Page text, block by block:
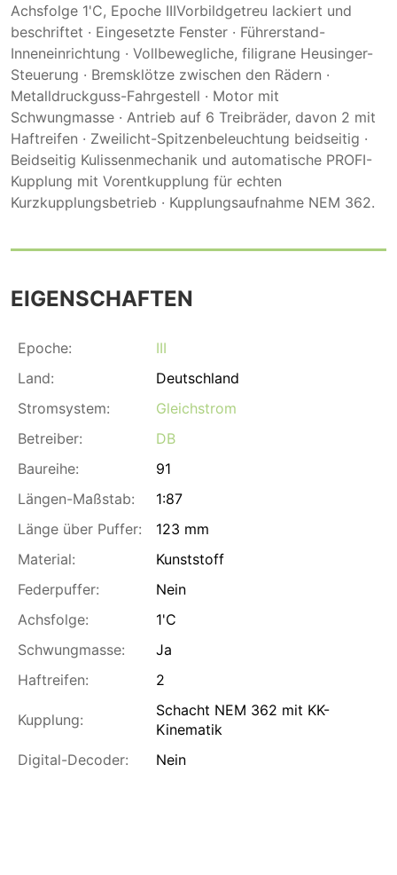
Achsfolge 1'C, Epoche IIIVorbildgetreu lackiert und
beschriftet · Eingesetzte Fenster · Führerstand-
Inneneinrichtung · Vollbewegliche, filigrane Heusinger-
Steuerung · Bremsklötze zwischen den Rädern ·
Metalldruckguss-Fahrgestell · Motor mit
Schwungmasse · Antrieb auf 6 Treibräder, davon 2 mit
Haftreifen · Zweilicht-Spitzenbeleuchtung beidseitig ·
Beidseitig Kulissenmechanik und automatische PROFI-
Kupplung mit Vorentkupplung für echten
Kurzkupplungsbetrieb · Kupplungsaufnahme NEM 362.
EIGENSCHAFTEN
Epoche:
III
Land:
Deutschland
Stromsystem:
Gleichstrom
Betreiber:
DB
Baureihe:
91
Längen-Maßstab:
1:87
Länge über Puffer:
123 mm
Material:
Kunststoff
Federpuffer:
Nein
Achsfolge:
1'C
Schwungmasse:
Ja
Haftreifen:
2
Kupplung:
Schacht NEM 362 mit KK-
Kinematik
Digital-Decoder:
Nein